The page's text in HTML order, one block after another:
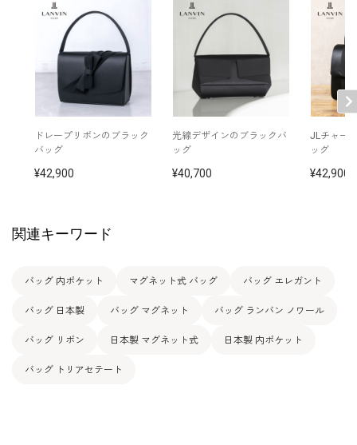
ドレープリボンのブラック
バッグ
42,900
光線デザインのブラックバ
ッグ
40,700
JLチャー
ッグ
42,900
関連キーワード
バッグ 内ポケット マグネット式 バッグ バッグ エレガント
バッグ 日本製 バッグ マグネット バッグ ランバン ノワール
バッグ リボン 日本製 マグネット式 日本製 内ポケット
バッグ トリアセテート